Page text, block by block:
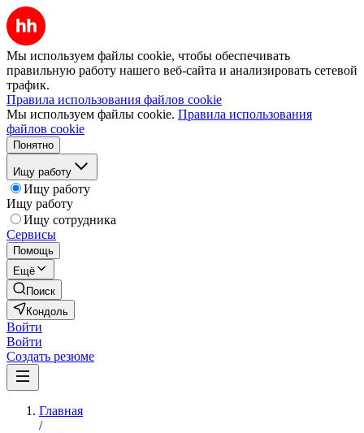
Мы используем файлы cookie, чтобы обеспечивать
правильную работу нашего веб-сайта и анализировать сетевой
трафик.
Правила использования файлов cookie
Мы используем файлы cookie. Правила использования
файлов cookie
Понятно
Ищу работу
Ищу работу
Ищу работу
Ищу сотрудника
Сервисы
Помощь
Ещё
Поиск
Кондоль
Войти
Войти
Создать резюме
Главная
/